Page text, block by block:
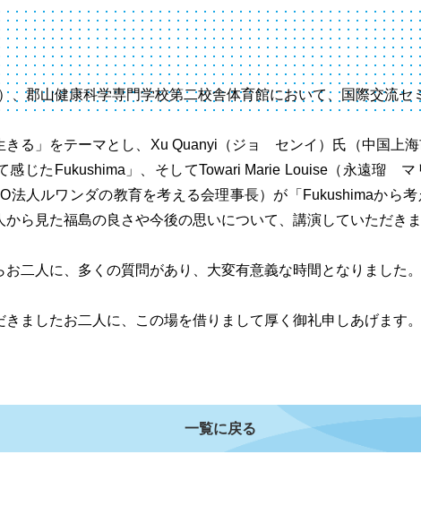
、郡山健康科学専門学校第二校舎体育館において、国際交流セ
きる」をテーマとし、Xu Quanyi（ジョ センイ）氏（中国
感じたFukushima」、そしてTowari Marie Louise（永遠瑠
人ルワンダの教育を考える会理事長）が「Fukushimaから考
から見た福島の良さや今後の思いについて、講演していただきま
二人に、多くの質問があり、大変有意義な時間となりました。
ましたお二人に、この場を借りまして厚く御礼申しあげます。
一覧に戻る